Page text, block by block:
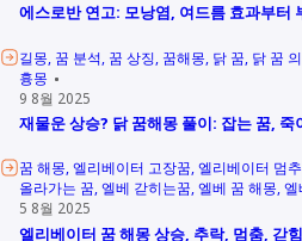
에스로반 연고: 모낭염, 여드름 효과부터
길몽 꿈 분석 꿈 상징 꿈해몽 닭 꿈 닭 꿈
흉몽
9 8월 2025
재물운 상승? 닭 꿈해몽 풀이: 잡는 꿈, 죽
꿈 해몽 엘리베이터 고장꿈 엘리베이터 멈
올라가는 꿈 엘베 갇히는꿈 엘베 꿈 해몽 엘
5 8월 2025
엘리베이터 꿈 해몽 상승, 추락, 멈춤, 갇